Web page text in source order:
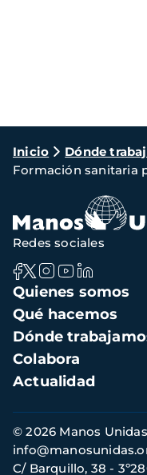
Ruta
de
navegación
Inicio Dónde
Formación sanitaria
Navegación
principal
Quienes somos
Qué hacemos
Dónde
Colabora
Actualidad
Redes sociales
Información
de
contacto
© 2026 Manos Unidas
C/ Barquillo, 38 -